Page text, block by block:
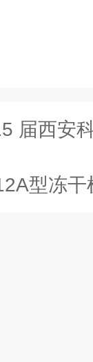
安科博会西
冻干机服